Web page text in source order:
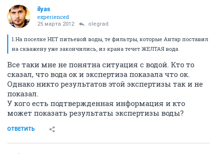
ilyas
experienced
25 марта 2012 olegrad
1.На поселке НЕТ питьевой воды, те фильтры, которые Антар поставил
на скважену уже закончились, из крана течет ЖЕЛТАЯ вода
Все таки мне не понятна ситуация с водой. Кто то
сказал, что вода ок и экспертиза показала что ок.
Однако никто результатов этой экспертизы так и не
показал.
У кого есть подтвержденная информация и кто
может показать результаты экспертизы воды?
ОТВЕТИТЬ